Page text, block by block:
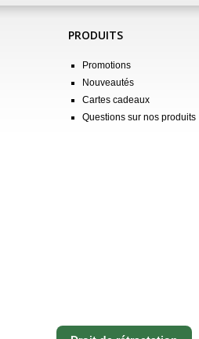
PRODUITS
Promotions
Nouveautés
Cartes cadeaux
Questions sur nos produits